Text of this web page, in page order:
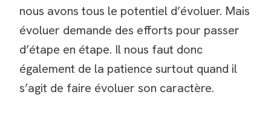
nous avons tous le potentiel d’évoluer. Mais
évoluer demande des efforts pour passer
d’étape en étape. Il nous faut donc
également de la patience surtout quand il
s’agit de faire évoluer son caractère.